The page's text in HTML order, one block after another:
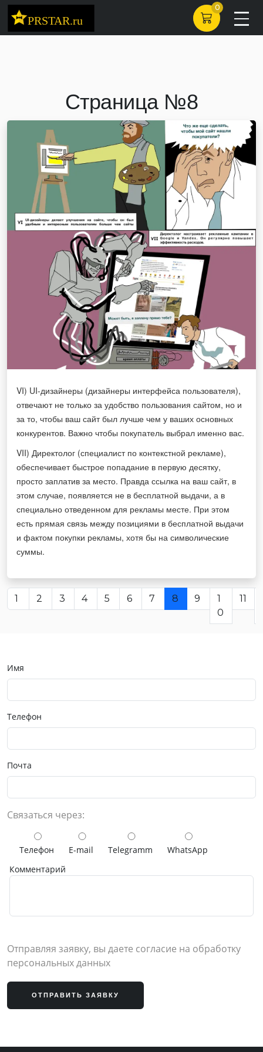
0
Страница №8
VI) UI-дизайнеры (дизайнеры интерфейса пользователя),
отвечают не только за удобство пользования сайтом, но и
за то, чтобы ваш сайт был лучше чем у ваших основных
конкурентов. Важно чтобы покупатель выбрал именно вас.
VII) Директолог (специалист по контекстной рекламе),
обеспечивает быстрое попадание в первую десятку,
просто заплатив за место. Правда ссылка на ваш сайт, в
этом случае, появляется не в бесплатной выдачи, а в
специально отведенном для рекламы месте. При этом
есть прямая связь между позициями в бесплатной выдачи
и фактом покупки рекламы, хотя бы на символические
суммы.
1 2 3 4 5 6 7 8 9
1
0
11
Имя
Телефон
Почта
Связаться через:
Телефон E-mail Telegramm
WhatsApp
Комментарий
Отправляя заявку, вы даете согласие на обработку
персональных данных
ОТПРАВИТЬ ЗАЯВКУ